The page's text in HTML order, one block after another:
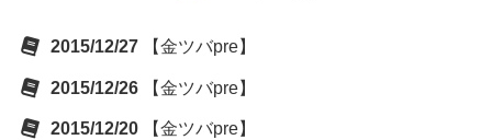
2015/12/27 【金ツバpre】
2015/12/26 【金ツバpre】
2015/12/20 【金ツバpre】